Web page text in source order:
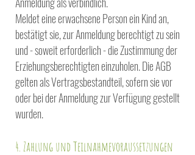
Meldet eine erwachsene Person ein Kind an,
bestätigt sie, zur Anmeldung berechtigt zu sein
und -soweit erforderlich - die Zustimmung der
Erziehungsberechtigten einzuholen. Die AGB
gelten alsVertragsbestandteil, sofern sie vor
oder bei der Anmeldung zur Verfügung gestellt
wurden.
4. Zahlung und Teilnahmevoraussetzungen